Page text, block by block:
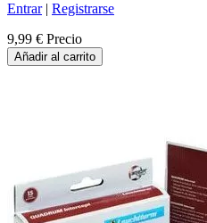
Entrar| Registrarse
9,99 € Precio
Añadir al carrito